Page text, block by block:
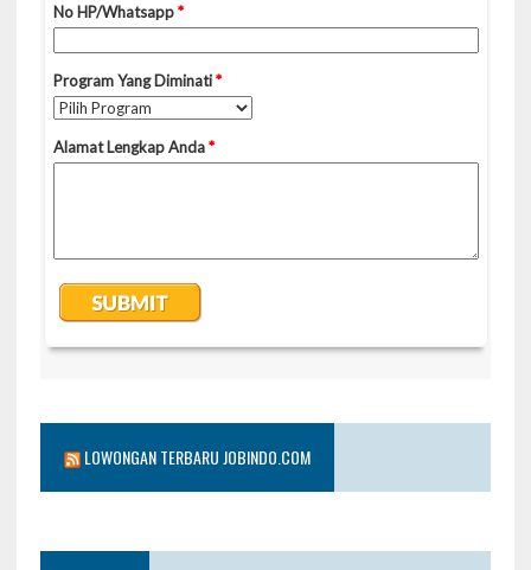
LOWONGAN TERBARU JOBINDO.COM